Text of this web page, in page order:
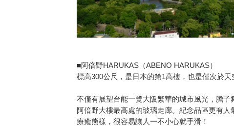
■阿倍野HARUKAS（ABENO HARUKAS）
標高300公尺，是日本的第1高樓，也是僅次於天
不僅有展望台能一覽大阪繁華的城市風光，膽
阿倍野大樓最高處的玻璃走廊。紀念品區更有
療癒熊樣，很容易讓人一不小心就手滑！